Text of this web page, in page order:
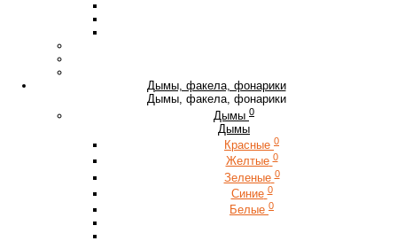
Дымы, факела, фонарики
Дымы, факела, фонарики
Дымы 0
Дымы
Красные 0
Желтые 0
Зеленые 0
Синие 0
Белые 0